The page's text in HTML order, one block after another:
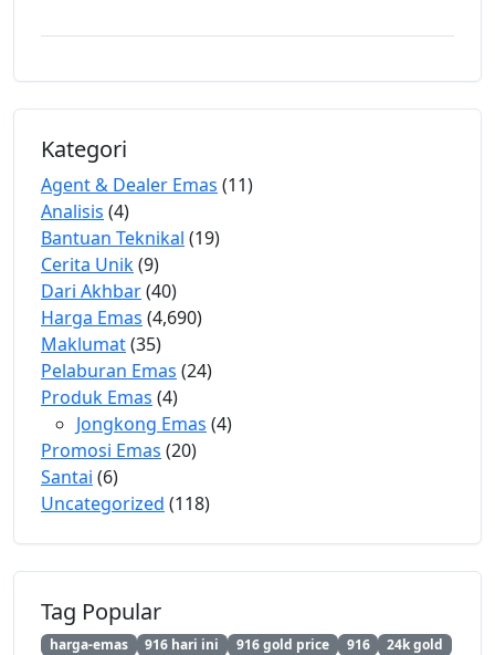
Kategori
Agent & Dealer Emas (11)
Analisis (4)
Bantuan Teknikal (19)
Cerita Unik(9)
Dari Akhbar(40)
Harga Emas (4,690)
Maklumat(35)
Pelaburan Emas (24)
Produk Emas (4)
Jongkong Emas (4)
Promosi Emas (20)
Santai (6)
Uncategorized (118)
Tag Popular
harga-emas 916 hari ini 916 gold price 916
24k gold